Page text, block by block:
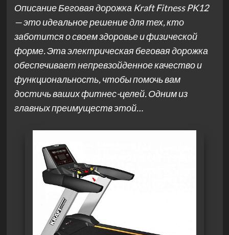
Описание Беговая дорожка Kraft Fitness PK12
— это идеальное решение для тех, кто
заботится о своем здоровье и физической
форме. Эта электрическая беговая дорожка
обеспечивает непревзойденное качество и
функциональность, чтобы помочь вам
достичь ваших фитнес-целей. Одним из
главных преимуществ этой…